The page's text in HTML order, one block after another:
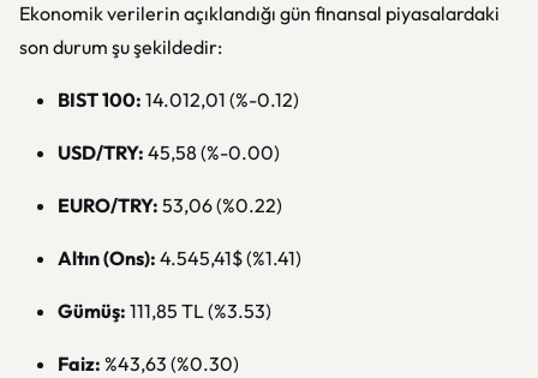
Ekonomik verilerin açıklandığı gün finansal piyasalardaki
son durum şu şekildedir:
BIST 100: 14.012,01 (%-0.12)
USD/TRY: 45,58 (%-0.00)
EURO/TRY: 53,06 (%0.22)
Altın (Ons): 4.545,41$ (%1.41)
Gümüş: 111,85 TL (%3.53)
Faiz: %43,63 (%0.30)